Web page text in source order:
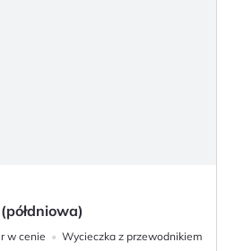
w cenie
Wycieczka z przewodnikiem